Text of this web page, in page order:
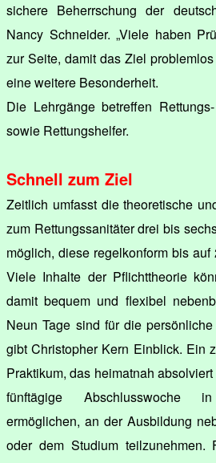
sichere Beherrschung der
Nancy Schneider. „Viele haben
zur Seite, damit das Ziel
eine weitere Besonderheit.
Die Lehrgänge betreffen
sowie Rettungshelfer.
Schnell zum Ziel
Zeitlich umfasst die theoretische
zum Rettungssanitäter drei bis
möglich, diese regelkonform bis
Viele Inhalte der Pflichttheorie
damit bequem und flexibel
Neun Tage sind für die
gibt Christopher Kern Einblick. Ein
Praktikum, das heimatnah
fünftägige Abschlusswoche
ermöglichen, an der Ausbildung
oder dem Studium teilzunehmen.